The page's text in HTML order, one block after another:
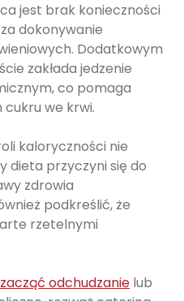
jest brak konieczności
dokonywanie
Dodatkowym
zakłada jedzenie
co pomaga
we krwi.
kaloryczności nie
dieta przyczyni się do
zdrowia
podkreślić, że
rzetelnymi
odchudzanie lub